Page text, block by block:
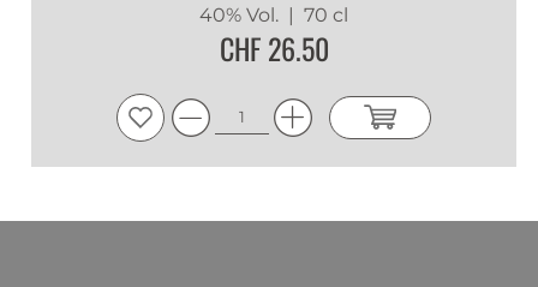
Duftender Torf und subtile Anklänge von
Gerstenzucker und Honig verbinden sich mit
Weicher, cremiger Gaumen mit leichter
süsser Rauchigkeit
Abgang: Maritime Untertöne mit blumigen
40% Vol. | 70 cl
CHF 26.50